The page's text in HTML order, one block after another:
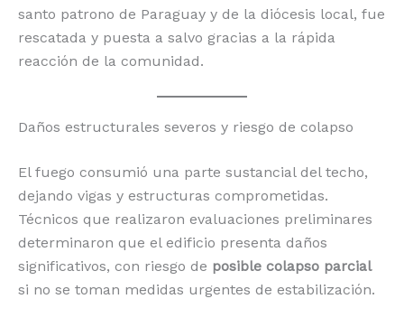
santo patrono de Paraguay y de la diócesis local, fue
rescatada y puesta a salvo gracias a la rápida
reacción de la comunidad.
Daños estructurales severos y riesgo de colapso
El fuego consumió una parte sustancial del techo,
dejando vigas y estructuras comprometidas.
Técnicos que realizaron evaluaciones preliminares
determinaron que el edificio presenta daños
significativos, con riesgo de posible colapso parcial
si no se toman medidas urgentes de estabilización.